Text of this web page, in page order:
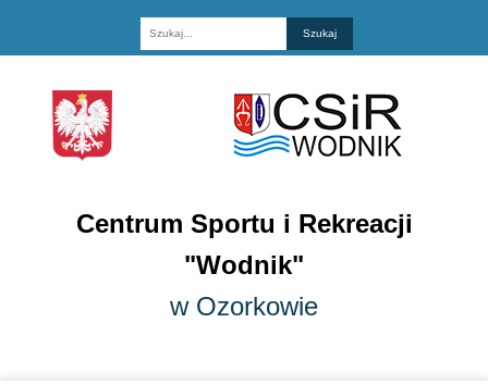
Centrum Sportu i Rekreacji
"Wodnik"
w Ozorkowie